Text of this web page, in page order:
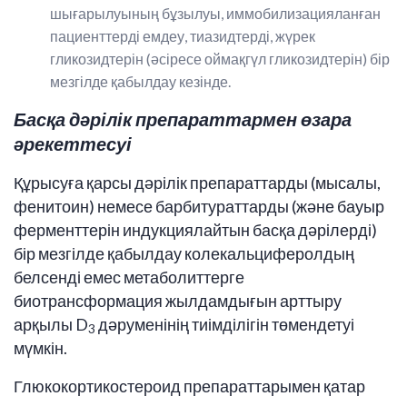
шығарылуының бұзылуы, иммобилизацияланған
пациенттерді емдеу, тиазидтерді, жүрек
гликозидтерін (әсіресе оймақгүл гликозидтерін) бір
мезгілде қабылдау кезінде.
Басқа дәрілік препараттармен өзара
әрекеттесуі
Құрысуға қарсы дәрілік препараттарды (мысалы,
фенитоин) немесе барбитураттарды (және бауыр
ферменттерін индукциялайтын басқа дәрілерді)
бір мезгілде қабылдау колекальциферолдың
белсенді емес метаболиттерге
биотрансформация жылдамдығын арттыру
арқылы D3 дәруменінің тиімділігін төмендетуі
мүмкін.
Глюкокортикостероид препараттарымен қатар